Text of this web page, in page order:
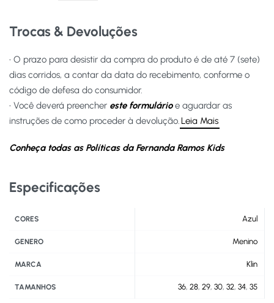
Trocas & Devoluções
• O prazo para desistir da compra do produto é de até 7 (sete)
dias corridos, a contar da data do recebimento, conforme o
código de defesa do consumidor.
• Você deverá preencher este formulárioe aguardar as
instruções de como proceder à devolução. Leia Mais
Conheça todas as Políticas da Fernanda Ramos Kids
Especificações
CORES Azul
GENERO Menino
MARCA Klin
TAMANHOS 36, 28, 29, 30, 32, 34, 35